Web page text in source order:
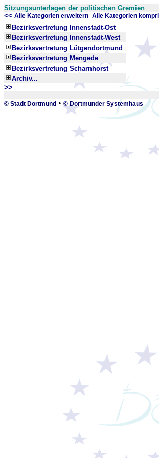
Sitzungsunterlagen der politischen Gremien
<< Alle Kategorien erweitern Alle Kategorien
Bezirksvertretung Innenstadt-Ost
Bezirksvertretung Innenstadt-West
Bezirksvertretung Lütgendortmund
Bezirksvertretung Mengede
Bezirksvertretung Scharnhorst
Archiv...
>>
© Stadt Dortmund • © Dortmunder Systemhaus